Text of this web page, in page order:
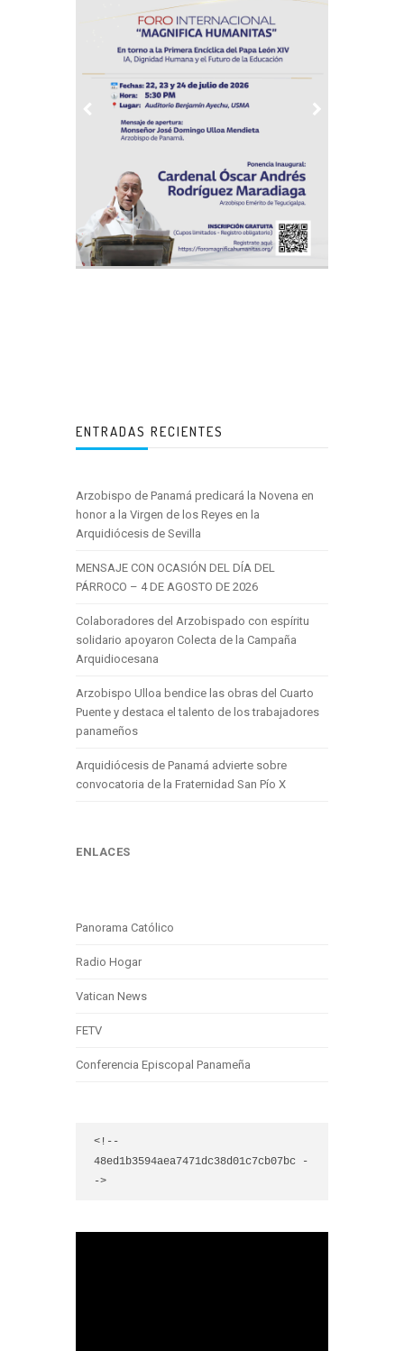
ENTRADAS RECIENTES
Arzobispo de Panamá predicará la Novena en
honor a la Virgen de los Reyes en la
Arquidiócesis de Sevilla
MENSAJE CON OCASIÓN DEL DÍA DEL
PÁRROCO – 4 DE AGOSTO DE 2026
Colaboradores del Arzobispado con espíritu
solidario apoyaron Colecta de la Campaña
Arquidiocesana
Arzobispo Ulloa bendice las obras del Cuarto
Puente y destaca el talento de los trabajadores
panameños
Arquidiócesis de Panamá advierte sobre
convocatoria de la Fraternidad San Pío X
ENLACES
Panorama Católico
Radio Hogar
Vatican News
FETV
Conferencia Episcopal Panameña
<!--
48ed1b3594aea7471dc38d01c7cb07bc -
->